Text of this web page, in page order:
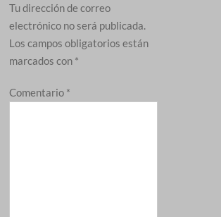
Tu dirección de correo
electrónico no será publicada.
Los campos obligatorios están
marcados con *
Comentario *